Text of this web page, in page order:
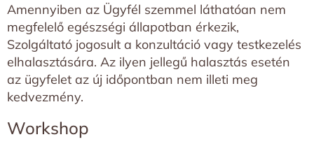
Amennyiben az Ügyfél szemmel láthatóan nem
megfelelő egészségi állapotban érkezik,
Szolgáltató jogosult a konzultáció vagy testkezelés
elhalasztására. Az ilyen jellegű halasztás esetén
az ügyfelet az új időpontban nem illeti meg
kedvezmény.
Workshop